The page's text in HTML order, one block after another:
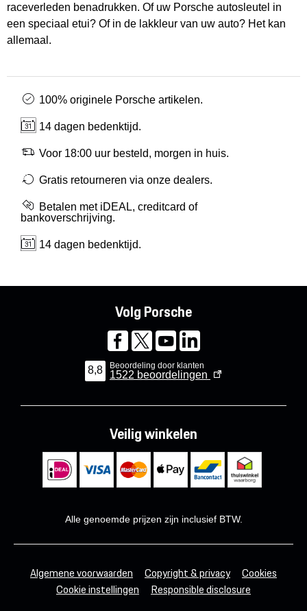
raceverleden benadrukken. Of uw Porsche autosleutel in
een speciaal etui? Of in de lakkleur van uw auto? Het kan
allemaal.
100% originele Porsche artikelen.
14 dagen bedenktijd.
Voor 18:00 uur besteld, morgen in huis.
Gratis retourneren via onze dealers.
Betalen met iDEAL, creditcard of
bankoverschrijving.
14 dagen bedenktijd.
Volg Porsche
8,8 Beoordeling door klanten
1522 beoordelingen
Veilig winkelen
Alle genoemde prijzen zijn inclusief BTW.
Algemene voorwaarden Copyright & privacy
Cookies
Cookie instellingen
Responsible disclosure